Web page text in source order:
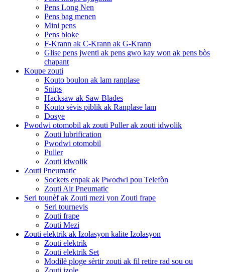
Pens Long Nen
Pens bag menen
Mini pens
Pens bloke
F-Krann ak C-Krann ak G-Krann
Glise pens jwenti ak pens gwo kay won ak pens bòs
chapant
Koupe zouti
Kouto boulon ak lam ranplase
Snips
Hacksaw ak Saw Blades
Kouto sèvis piblik ak Ranplase lam
Dosye
Pwodwi otomobil ak zouti Puller ak zouti idwolik
Zouti lubrification
Pwodwi otomobil
Puller
Zouti idwolik
Zouti Pneumatic
Sockets enpak ak Pwodwi pou Telefòn
Zouti Air Pneumatic
Seri tounèf ak Zouti mezi yon Zouti frape
Seri tournevis
Zouti frape
Zouti Mezi
Zouti elektrik ak Izolasyon kalite Izolasyon
Zouti elektrik
Zouti elektrik Set
Modilè ploge sèrtir zouti ak fil retire rad sou ou
Zouti izole